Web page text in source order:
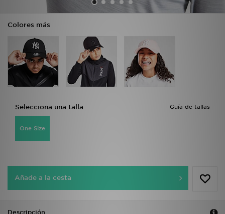
Colores más
Guía de tallas
Selecciona una talla
One Size
Añade a la cesta
Descripción